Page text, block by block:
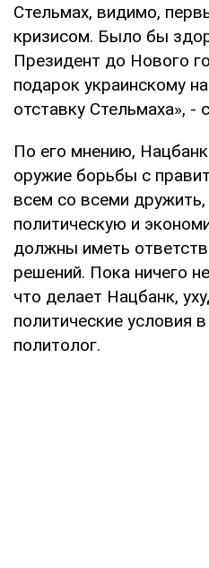
Стельмах, видимо,
кризисом. Было бы
Президент до Нового
подарок украинскому
отставку Стельмаха», -
По его мнению,
оружие борьбы с
всем со всеми
политическую и
должны иметь
решений. Пока ничего
что делает Нацбанк,
политические условия
политолог.